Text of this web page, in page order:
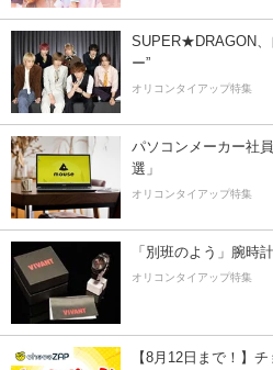
SUPER★DRAGON、
ー”
オリコンタイアップ特集
パソコンメーカー社
選」
オリコンタイアップ特集
「別班のよう」腕時
オリコンタイアップ特集
【8月12日まで！】